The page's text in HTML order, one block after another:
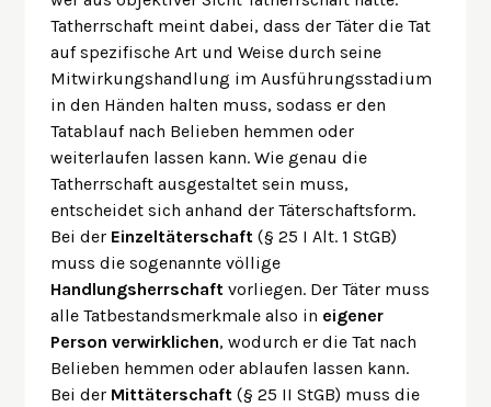
Tatherrschaft meint dabei, dass der Täter die Tat
auf spezifische Art und Weise durch seine
Mitwirkungshandlung im Ausführungsstadium
in den Händen halten muss, sodass er den
Tatablauf nach Belieben hemmen oder
weiterlaufen lassen kann. Wie genau die
Tatherrschaft ausgestaltet sein muss,
entscheidet sich anhand der Täterschaftsform.
Bei der Einzeltäterschaft (§ 25 I Alt. 1 StGB)
muss die sogenannte völlige
Handlungsherrschaft vorliegen. Der Täter muss
alle Tatbestandsmerkmale also in eigener
Person verwirklichen, wodurch er die Tat nach
Belieben hemmen oder ablaufen lassen kann.
Bei der Mittäterschaft (§ 25 II StGB) muss die